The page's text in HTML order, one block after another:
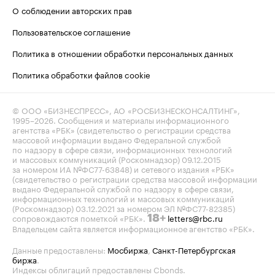
О соблюдении авторских прав
Пользовательское соглашение
Политика в отношении обработки персональных данных
Политика обработки файлов cookie
© ООО «БИЗНЕСПРЕСС», АО «РОСБИЗНЕСКОНСАЛТИНГ»,
1995–2026 . Сообщения и материалы информационного
агентства «РБК» (свидетельство о регистрации средства
массовой информации выдано Федеральной службой
по надзору в сфере связи, информационных технологий
и массовых коммуникаций (Роскомнадзор) 09.12.2015
за номером ИА №ФС77-63848) и сетевого издания «РБК»
(свидетельство о регистрации средства массовой информации
выдано Федеральной службой по надзору в сфере связи,
информационных технологий и массовых коммуникаций
(Роскомнадзор) 03.12.2021 за номером ЭЛ №ФС77-82385)
сопровождаются пометкой «РБК». 18+ letters@rbc.ru
Владельцем сайта является информационное агентство «РБК».
Данные предоставлены: Мосбиржа Санкт-Петербургская
биржа
Индексы облигаций предоставлены Cbonds.